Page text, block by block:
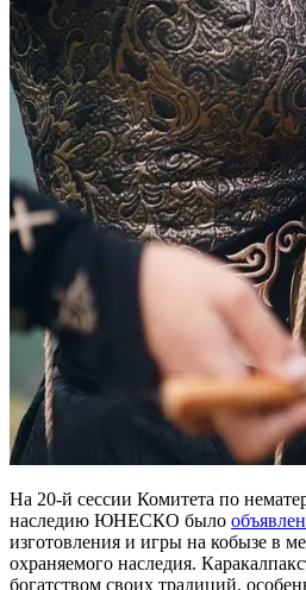
На 20-й сессии Комитета по
наследию ЮНЕСКО было
изготовления и игры на кобызе в
охраняемого наследия.
богатством своих традиций,